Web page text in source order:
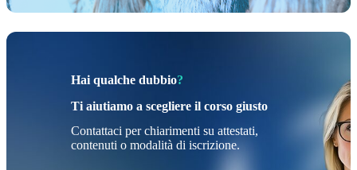
Hai qualche dubbio?
Ti aiutiamo a scegliere il corso giusto
Contattaci per chiarimenti su attestati,
contenuti o modalità di iscrizione.